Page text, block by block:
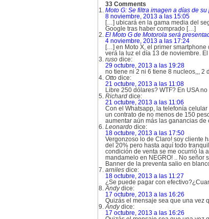
33 Comments
Moto G: Se filtra imagen a días de
8 noviembre, 2013 a las 15:05
[…] ubicará en la gama media del
Google tras haber comprado […]
El Moto G de Motorola será
4 noviembre, 2013 a las 17:24
[…] en Moto X, el primer
verá la luz el día 13 de noviembre.
ruso dice:
29 octubre, 2013 a las 19:28
no tiene ni 2 ni 6 tiene 8 nucleos,,,
Otto dice:
21 octubre, 2013 a las 11:08
Libre 250 dólares? WTF? En USA
Richard dice:
21 octubre, 2013 a las 11:06
Con el Whatsapp, la telefonía
un contrato de no menos de 150
aumentar aún más las ganancias de
Leonardo dice:
18 octubre, 2013 a las 17:50
Vergonzoso lo de Claro! soy cliente
del 20% pero hasta aquí todo
condición de venta se me ocurrió la
mandamelo en NEGRO! .. No
Banner de la preventa salio en
arniles dice:
18 octubre, 2013 a las 11:27
¿Se puede pagar con
Andy dice:
17 octubre, 2013 a las 16:26
Quizás el mensaje sea que una vez
Andy dice:
17 octubre, 2013 a las 16:26